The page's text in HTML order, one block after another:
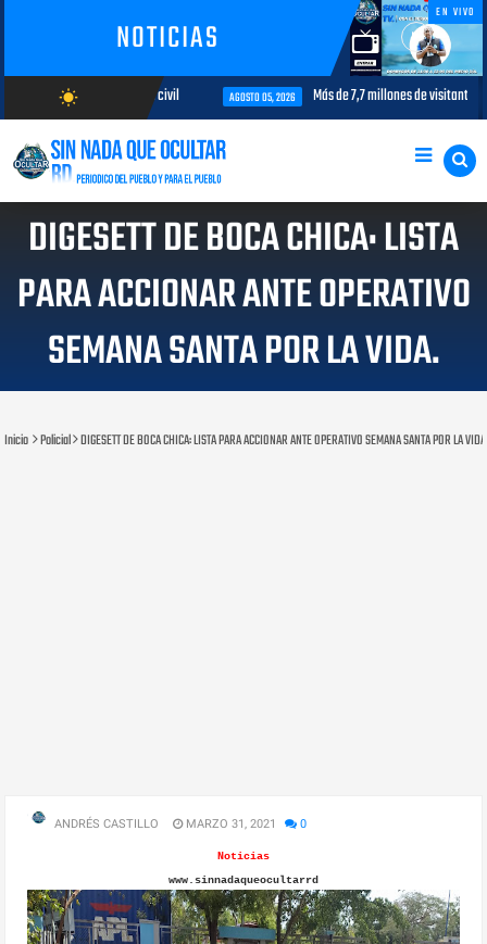
NOTICIAS
EN VIVO
wb_sunny
AGOSTO/9/2026
interés para la aviación civil AGOSTO 05, 2026 Más de 7,7 millones de visitantes
DIGESETT DE BOCA CHICA: LISTA
PARA ACCIONAR ANTE OPERATIVO
SEMANA SANTA POR LA VIDA.
Inicio Policial DIGESETT DE BOCA CHICA: LISTA PARA ACCIONAR ANTE OPERATIVO SEMANA SANTA POR LA
ANDRÉS CASTILLO MARZO 31, 2021 0
Noticias
www.sinnadaqueocultarrd